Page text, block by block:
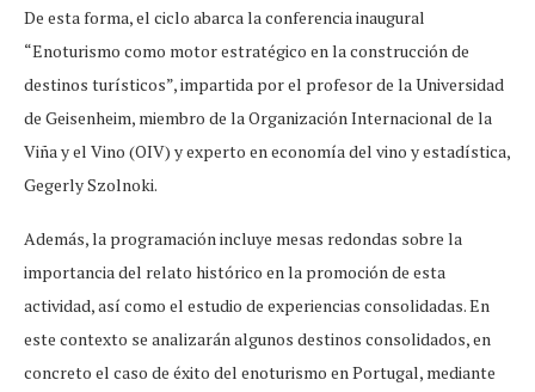
De esta forma, el ciclo abarca la conferencia inaugural
“Enoturismo como motor estratégico en la construcción de
destinos turísticos”, impartida por el profesor de la Universidad
de Geisenheim, miembro de la Organización Internacional de la
Viña y el Vino (OIV) y experto en economía del vino y estadística,
Gegerly Szolnoki.
Además, la programación incluye mesas redondas sobre la
importancia del relato histórico en la promoción de esta
actividad, así como el estudio de experiencias consolidadas. En
este contexto se analizarán algunos destinos consolidados, en
concreto el caso de éxito del enoturismo en Portugal, mediante